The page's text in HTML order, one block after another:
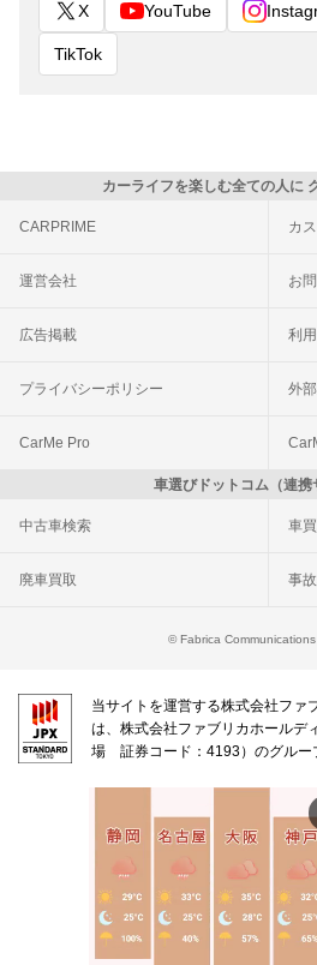
X YouTube
TikTok
カーライフを楽しむ全ての人に
CARPRIME カ
運営会社 お
広告掲載 利
プライバシーポリシー 外
CarMe Pro
車選びドットコム（連携
中古車検索 車
廃車買取 事
© Fabrica Communications
当サイトを運営する株式会社ファ
は、株式会社ファブリカホールデ
場 証券コード：4193）のグルー